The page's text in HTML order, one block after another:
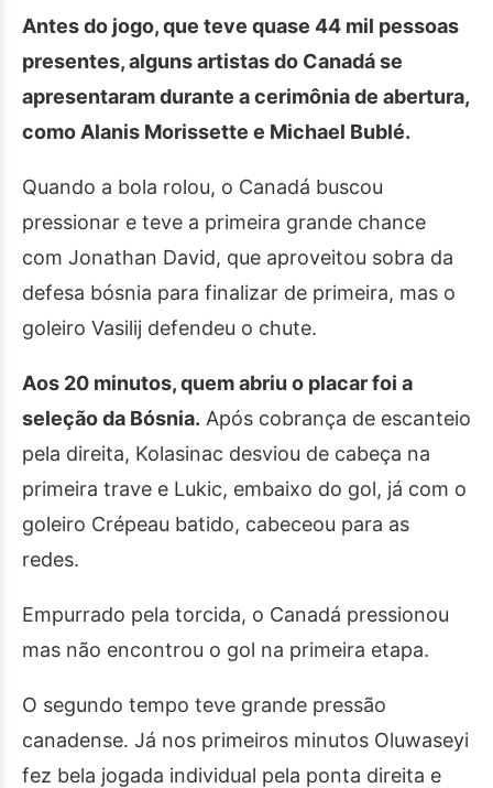
Antes do jogo, que teve quase 44 mil pessoas
presentes, alguns artistas do Canadá se
apresentaram durante a cerimônia de abertura,
como Alanis Morissette e Michael Bublé.
Quando a bola rolou, o Canadá buscou
pressionar e teve a primeira grande chance
com Jonathan David, que aproveitou sobra da
defesa bósnia para finalizar de primeira, mas o
goleiro Vasilij defendeu o chute.
Aos 20 minutos, quem abriu o placar foi a
seleção da Bósnia. Após cobrança de escanteio
pela direita, Kolasinac desviou de cabeça na
primeira trave e Lukic, embaixo do gol, já com o
goleiro Crépeau batido, cabeceou para as
redes.
Empurrado pela torcida, o Canadá pressionou
mas não encontrou o gol na primeira etapa.
O segundo tempo teve grande pressão
canadense. Já nos primeiros minutos Oluwaseyi
fez bela jogada individual pela ponta direita e